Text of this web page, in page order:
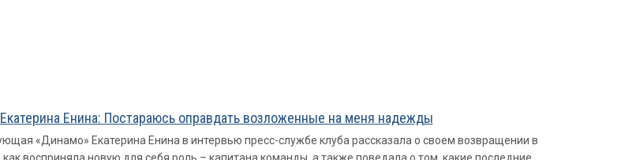
Енина: Постараюсь оправдать возложенные на меня надежды
«Динамо» Екатерина Енина в интервью пресс-службе клуба рассказала о своем возвращении в